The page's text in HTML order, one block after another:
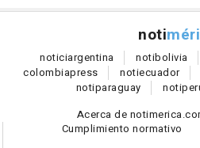
noti
noticiargentina notibolivia
colombiapress notiecuador
notiparaguay noti
Acerca de
Cumplimiento normativo